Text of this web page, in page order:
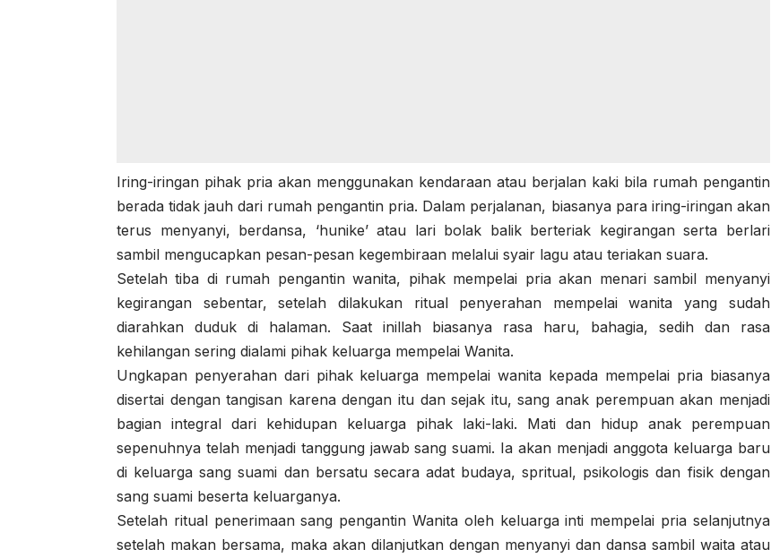
Iring-iringan pihak pria akan menggunakan kendaraan atau berjalan kaki bila rumah pengantin
berada tidak jauh dari rumah pengantin pria. Dalam perjalanan, biasanya para iring-iringan akan
terus menyanyi, berdansa, ‘hunike’ atau lari bolak balik berteriak kegirangan serta berlari
sambil mengucapkan pesan-pesan kegembiraan melalui syair lagu atau teriakan suara.
Setelah tiba di rumah pengantin wanita, pihak mempelai pria akan menari sambil menyanyi
kegirangan sebentar, setelah dilakukan ritual penyerahan mempelai wanita yang sudah
diarahkan duduk di halaman. Saat inillah biasanya rasa haru, bahagia, sedih dan rasa
kehilangan sering dialami pihak keluarga mempelai Wanita.
Ungkapan penyerahan dari pihak keluarga mempelai wanita kepada mempelai pria biasanya
disertai dengan tangisan karena dengan itu dan sejak itu, sang anak perempuan akan menjadi
bagian integral dari kehidupan keluarga pihak laki-laki. Mati dan hidup anak perempuan
sepenuhnya telah menjadi tanggung jawab sang suami. Ia akan menjadi anggota keluarga baru
di keluarga sang suami dan bersatu secara adat budaya, spritual, psikologis dan fisik dengan
sang suami beserta keluarganya.
Setelah ritual penerimaan sang pengantin Wanita oleh keluarga inti mempelai pria selanjutnya
setelah makan bersama, maka akan dilanjutkan dengan menyanyi dan dansa sambil waita atau